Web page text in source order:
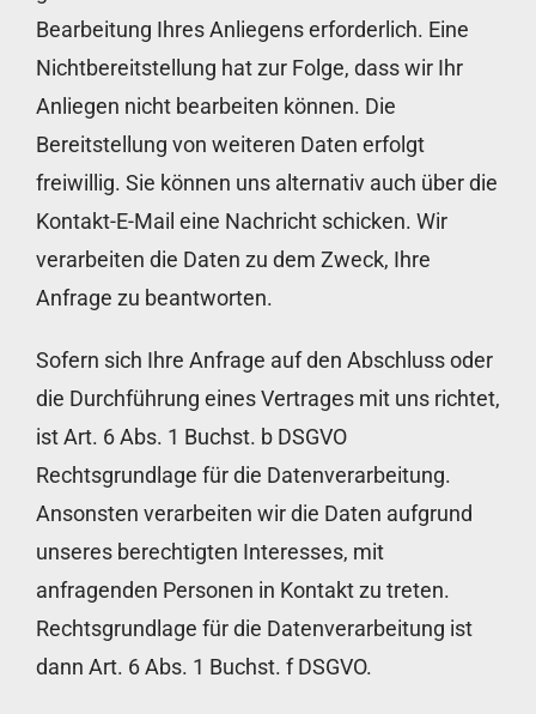
Bearbeitung Ihres Anliegens erforderlich. Eine
Nichtbereitstellung hat zur Folge, dass wir Ihr
Anliegen nicht bearbeiten können. Die
Bereitstellung von weiteren Daten erfolgt
freiwillig. Sie können uns alternativ auch über die
Kontakt-E-Mail eine Nachricht schicken. Wir
verarbeiten die Daten zu dem Zweck, Ihre
Anfrage zu beantworten.
Sofern sich Ihre Anfrage auf den Abschluss oder
die Durchführung eines Vertrages mit uns richtet,
ist Art. 6 Abs. 1 Buchst. b DSGVO
Rechtsgrundlage für die Datenverarbeitung.
Ansonsten verarbeiten wir die Daten aufgrund
unseres berechtigten Interesses, mit
anfragenden Personen in Kontakt zu treten.
Rechtsgrundlage für die Datenverarbeitung ist
dann Art. 6 Abs. 1 Buchst. f DSGVO.